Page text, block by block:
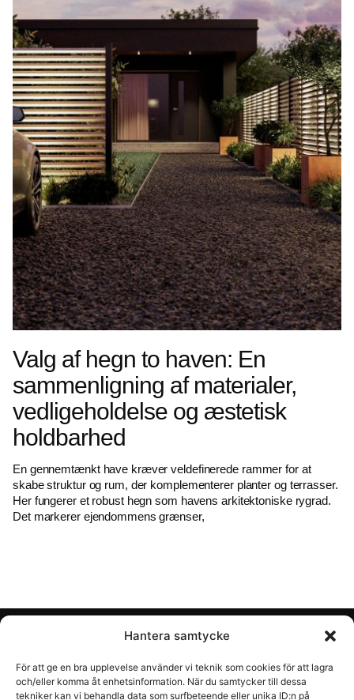
Hantera samtycke
För att ge en bra upplevelse använder vi teknik som cookies för att lagra
och/eller komma åt enhetsinformation. När du samtycker till dessa
tekniker kan vi behandla data som surfbeteende eller unika ID:n på
Valg af hegn to haven: En
sammenligning af materialer,
vedligeholdelse og æstetisk
holdbarhed
En gennemtænkt have kræver veldefinerede rammer for at
skabe struktur og rum, der komplementerer planter og terrasser.
Her fungerer et robust hegn som havens arkitektoniske rygrad.
Det markerer ejendommens grænser,
Handla